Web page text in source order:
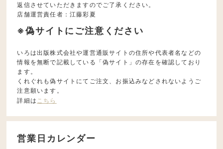
返信させていただきますのでご了承ください。
店舗運営責任者：江藤彩夏
※偽サイトにご注意ください
いろは出版株式会社や運営通販サイトの住所や代表者名などの
情報を無断で記載している「偽サイト」の存在を確認しており
ます。
くれぐれも偽サイトにてご注文、お振込みなどされないようご
注意願います。
詳細は こちら
営業日カレンダー